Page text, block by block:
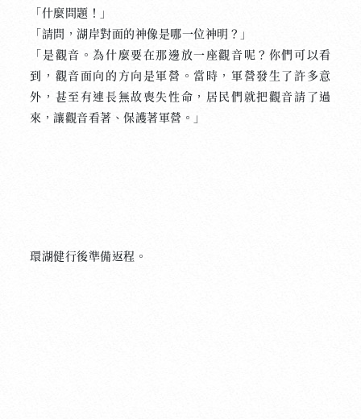
「什麼問題！」
「請問，湖岸對面的神像是哪一位神明？」
「是觀音。為什麼要在那邊放一座觀音呢？你們可以看
到，觀音面向的方向是軍營。當時，軍營發生了許多意
外，甚至有連長無故喪失性命，居民們就把觀音請了過
來，讓觀音看著、保護著軍營。」
環湖健行後準備返程。